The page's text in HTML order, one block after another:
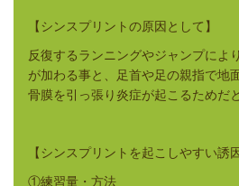
【シンスプリントの原因として】
反復するランニングやジャンプによ
が加わる事と、足首や足の親指で地
骨膜を引っ張り炎症が起こるためだ
【シンスプリントを起こしやすい誘
①練習量・方法